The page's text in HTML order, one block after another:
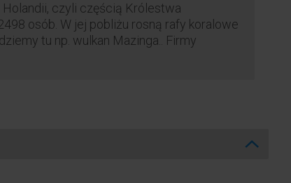
Holandii, czyli częścią Królestwa
osób. W jej pobliżu rosną rafy koralowe
tu np. wulkan Mazinga.. Firmy